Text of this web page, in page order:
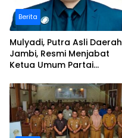
Berita
Mulyadi, Putra Asli Daerah
Jambi, Resmi Menjabat
Ketua Umum Partai
Perwakilan ASEAN Partai
Perubahan di Malaysia